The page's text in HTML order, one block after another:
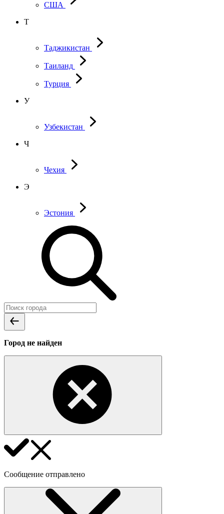
США
Т
Таджикистан
Таиланд
Турция
У
Узбекистан
Ч
Чехия
Э
Эстония
Город не найден
Сообщение отправлено